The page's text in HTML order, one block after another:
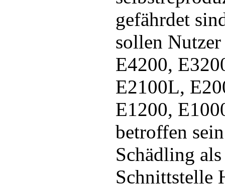
gefährdet
sollen
E4200,
E2100L,
E1200,
betroffen
Schädling
Schnittstelle